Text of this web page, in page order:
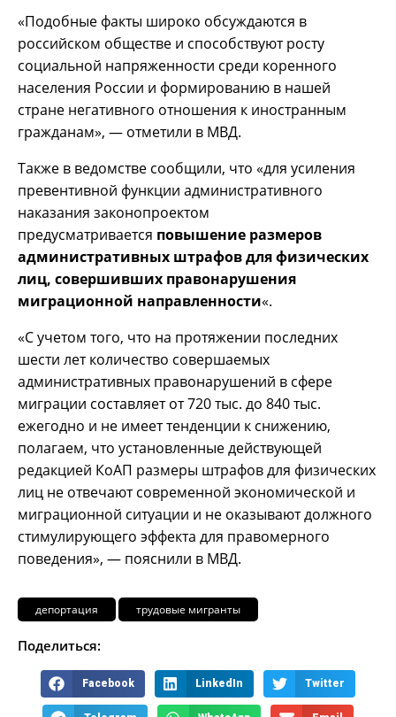
«Подобные факты широко обсуждаются в
российском обществе и способствуют росту
социальной напряженности среди коренного
населения России и формированию в нашей
стране негативного отношения к иностранным
гражданам», — отметили в МВД.
Также в ведомстве сообщили, что «для усиления
превентивной функции административного
наказания законопроектом
предусматривается повышение размеров
административных штрафов для физических
лиц, совершивших правонарушения
миграционной направленности«.
«С учетом того, что на протяжении последних
шести лет количество совершаемых
административных правонарушений в сфере
миграции составляет от 720 тыс. до 840 тыс.
ежегодно и не имеет тенденции к снижению,
полагаем, что установленные действующей
редакцией КоАП размеры штрафов для физических
лиц не отвечают современной экономической и
миграционной ситуации и не оказывают должного
стимулирующего эффекта для правомерного
поведения», — пояснили в МВД.
депортация трудовые мигранты
Поделиться:
Facebook LinkedIn Twitter